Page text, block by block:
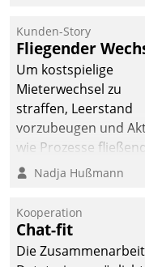
und Beschwerde-
ein.
Kunden-Story
Fliegender
Um kostspielige
Mieterwechsel zu
straffen, Leerstand
vorzubeugen und
wie Prozesse
vernetzen, nutzt die
Jahresbeginn eine
Überblick, Einsicht
Eingriff bietende
Nadja Hußmann
Kooperation
Chat-fit
Die